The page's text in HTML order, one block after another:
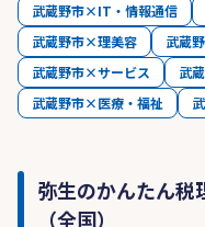
武蔵野市×IT・情報通信
武蔵野市×理美容
武蔵
武蔵野市×サービス
武
武蔵野市×医療・福祉
弥生のかんたん
（全国）